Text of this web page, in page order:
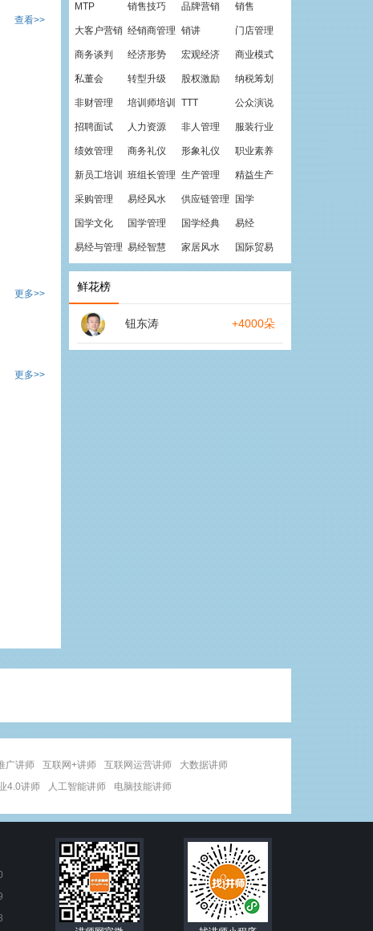
查看>>
更多>>
更多>>
MTP 销售技巧 品牌营销 销售
大客户营销 经销商管理 销讲 门店管理
商务谈判 经济形势 宏观经济 商业模式
私董会 转型升级 股权激励 纳税筹划
非财管理 培训师培训 TTT 公众演说
招聘面试 人力资源 非人管理 服装行业
绩效管理 商务礼仪 形象礼仪 职业素养
新员工培训 班组长管理 生产管理 精益生产
采购管理 易经风水 供应链管理 国学
国学文化 国学管理 国学经典 易经
易经与管理 易经智慧 家居风水 国际贸易
鲜花榜
钮东涛 +4000朵
广讲师 互联网+讲师 互联网运营讲师
大数据讲师
4.0讲师 人工智能讲师 电脑技能讲师